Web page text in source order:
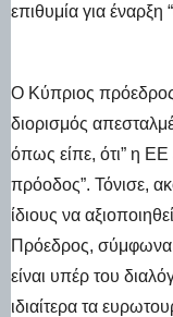
επιθυμία για έναρξη
Ο Κύπριος πρόεδρος
διορισμός
όπως είπε, ότι” η ΕΕ
πρόοδος”. Τόνισε,
ίδιους να
Πρόεδρος, σύμφωνα
είναι υπέρ του
ιδιαίτερα τα